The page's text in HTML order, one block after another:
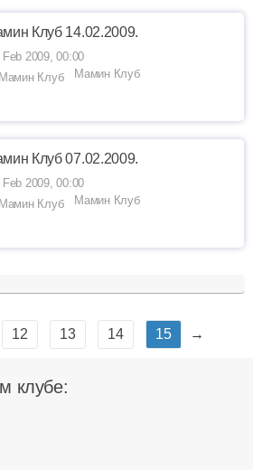
Клуб 14.02.2009.
Feb 2009, 00:00
Мамин Клуб
Клуб 07.02.2009.
Feb 2009, 00:00
Мамин Клуб
12 13 14 15 →
клубе: